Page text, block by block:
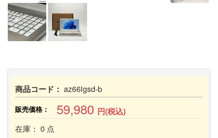
商品コード： az66lgsd-b
販売価格： 59,980 円(税込)
在庫： 0 点